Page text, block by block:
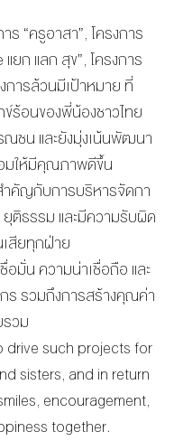
ร “ครูอาสา”, โครงการ
ยก แลก สุข”, โครงการ
การล้วนมีเป้าหมาย ที่
ข์ร้อนของพี่น้องชาวไทย
ณชน และยังมุ่งเน้นพัฒนา
มให้มีคุณภาพดีขึ้น
คัญกับการบริหารจัดกา
ติธรรม และมีความรับผิด
สียทุกฝ่าย
อมั่น ความน่าเชื่อถือ และ
ร รวมถึงการสร้างคุณค่า
วม
drive such projects for
sisters, and in return
encouragement,
together.